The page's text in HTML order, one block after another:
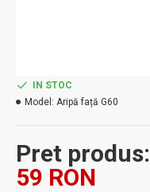
Pret produs:
59 RON
IN STOC
Model: Aripă față G60